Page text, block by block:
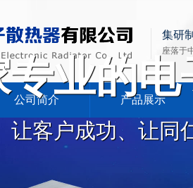
集研
座落于
公司简介 产品展示
专业的
让客户成功、让同